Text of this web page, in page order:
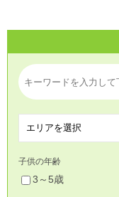
子供の年齢
3～5歳